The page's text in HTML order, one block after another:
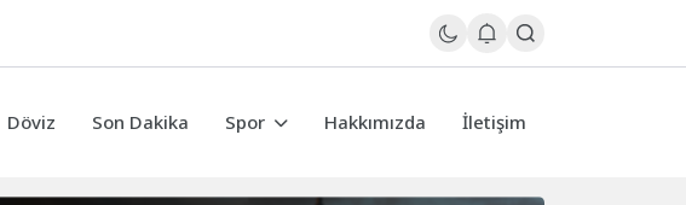
Döviz Son Dakika Spor Hakkımızda İletişim